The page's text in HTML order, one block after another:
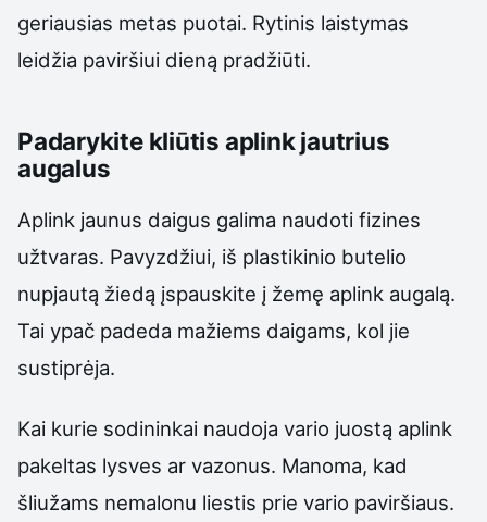
geriausias metas puotai. Rytinis laistymas
leidžia paviršiui dieną pradžiūti.
Padarykite kliūtis aplink jautrius
augalus
Aplink jaunus daigus galima naudoti fizines
užtvaras. Pavyzdžiui, iš plastikinio butelio
nupjautą žiedą įspauskite į žemę aplink augalą.
Tai ypač padeda mažiems daigams, kol jie
sustiprėja.
Kai kurie sodininkai naudoja vario juostą aplink
pakeltas lysves ar vazonus. Manoma, kad
šliužams nemalonu liestis prie vario paviršiaus.